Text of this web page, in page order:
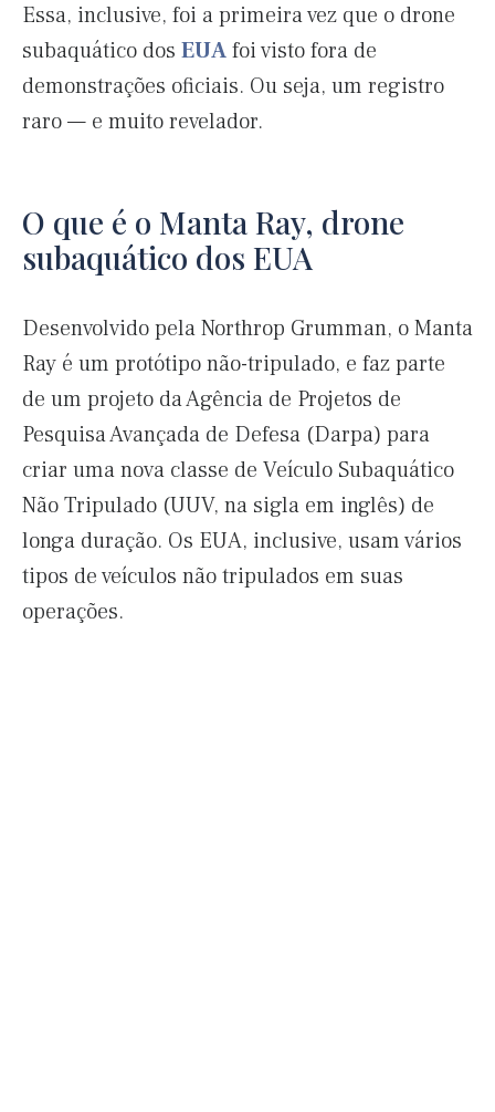
Essa, inclusive, foi a primeira vez que o drone
subaquático dos EUAfoi visto fora de
demonstrações oficiais. Ou seja, um registro
raro — e muito revelador.
O que é o Manta Ray, drone
subaquático dos EUA
Desenvolvido pela Northrop Grumman, o Manta
Ray é um protótipo não-tripulado, e faz parte
de um projeto da Agência de Projetos de
Pesquisa Avançada de Defesa (Darpa) para
criar uma nova classe de Veículo Subaquático
Não Tripulado (UUV, na sigla em inglês) de
longa duração. Os EUA, inclusive, usam vários
tipos de veículos não tripulados em suas
operações.